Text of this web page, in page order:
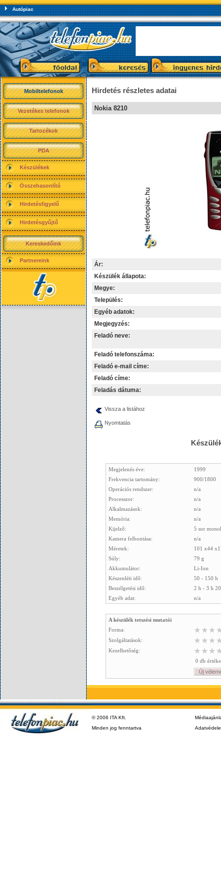
Autópiac
Mobiltelefonok
Vezetékes telefonok
Tartozékok
PDA
Készülékek
Összehasonlító
Hirdetésfigyelő
Hirdetésgyűjtő
Kereskedőink
Partnereink
Hirdetés részletes adatai
Nokia 8210
Ár:
Készülék állapota:
Megye:
Település:
Egyéb adatok:
Megjegyzés:
Feladó neve:
Feladó telefonszáma:
Feladó e-mail címe:
Feladó címe:
Feladás dátuma:
Vissza a listához
Nyomtatás
Megjelenés éve:
1999
Frekvencia tartomány:
900/1800
Operációs rendszer:
n/a
Processzor:
n/a
Alkalmazások:
n/a
Memória:
n/a
Kijelző:
5 sor
Kamera felbontása:
n/a
Méretek:
101 x44
Súly:
79 g
Akkumulátor:
Li-Ion
Készenléti idő:
50 - 150 h
Beszélgetési idő:
2 h - 3 h
Egyéb adat:
n/a
A készülék tetszési mutatói
Forma:
Szolgáltatások:
Kezelhetőség:
0 db
Új
© 2006 ITA Kft.
Minden jog fenntartva